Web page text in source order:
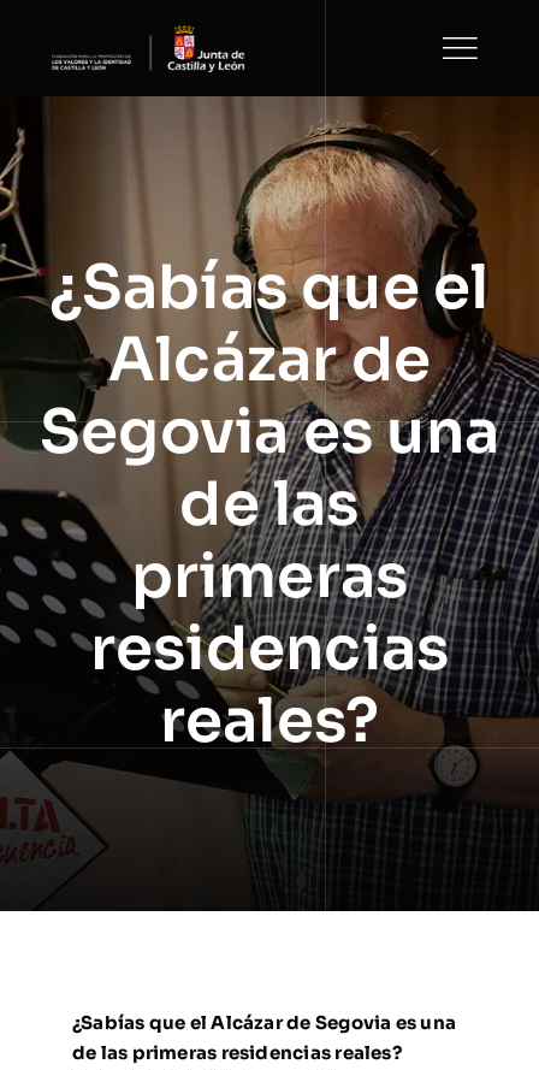
contenido
¿Sabías que el
Alcázar de
Segovia es una
de las
primeras
residencias
reales?
¿Sabías que el Alcázar de Segovia es una
de las primeras residencias reales?